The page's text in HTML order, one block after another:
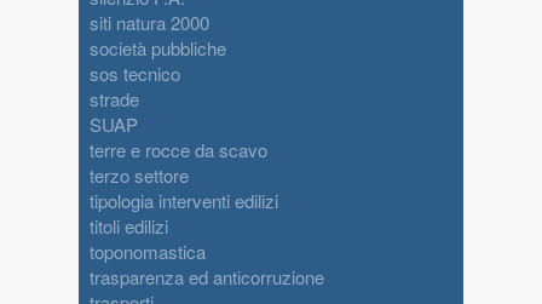
siti natura 2000
società pubbliche
sos tecnico
strade
SUAP
terre e rocce da scavo
terzo settore
tipologia interventi edilizi
titoli edilizi
toponomastica
trasparenza ed anticorruzione